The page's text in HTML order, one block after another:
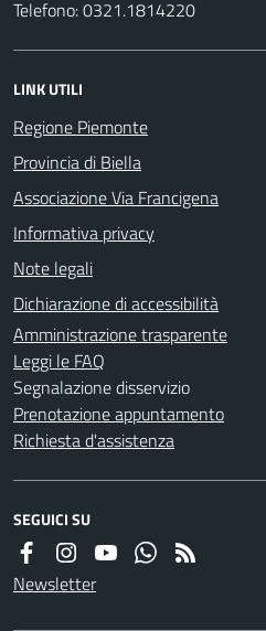
Telefono: 0321.1814220
LINK UTILI
Regione Piemonte
Provincia di Biella
Associazione Via Francigena
Informativa privacy
Note legali
Dichiarazione di accessibilità
Amministrazione trasparente
Leggi le FAQ
Segnalazione disservizio
Prenotazione appuntamento
Richiesta d'assistenza
SEGUICI SU
Newsletter